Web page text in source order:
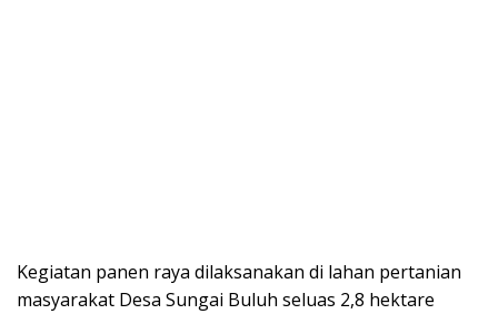
Kegiatan panen raya dilaksanakan di lahan pertanian
masyarakat Desa Sungai Buluh seluas 2,8 hektare